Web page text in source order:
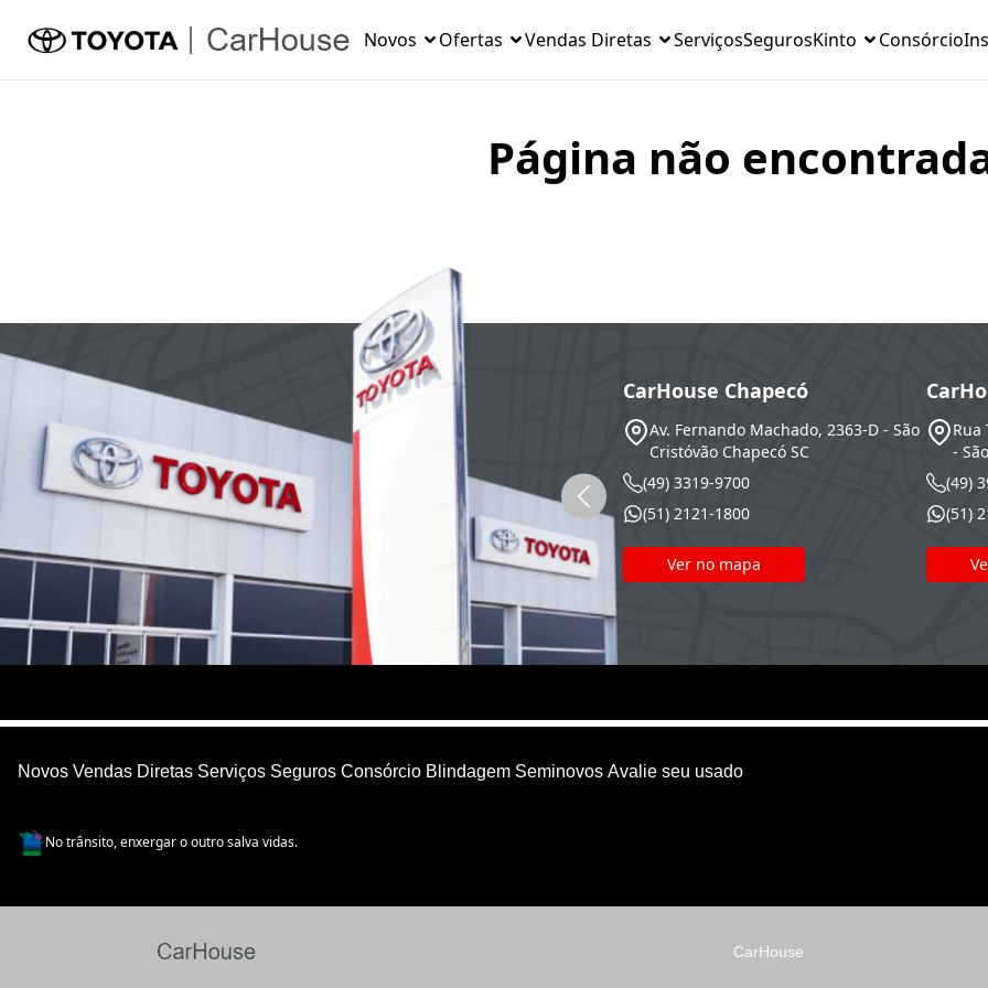
Novos Ofertas Vendas Diretas ServiçosSegurosKinto Consórcio
Página não
CarHouse Chapecó
Av. Fernando Machado, 2363-D - São
Cristóvão Chapecó SC
(49) 3319-9700
(51) 2121-1800
Ver no mapa
Rua
-
(49)
(51)
Novos Vendas Diretas Serviços Seguros Consórcio Blindagem Seminovos Avalie seu usado
No trânsito, enxergar o outro salva vidas.
CarHouse